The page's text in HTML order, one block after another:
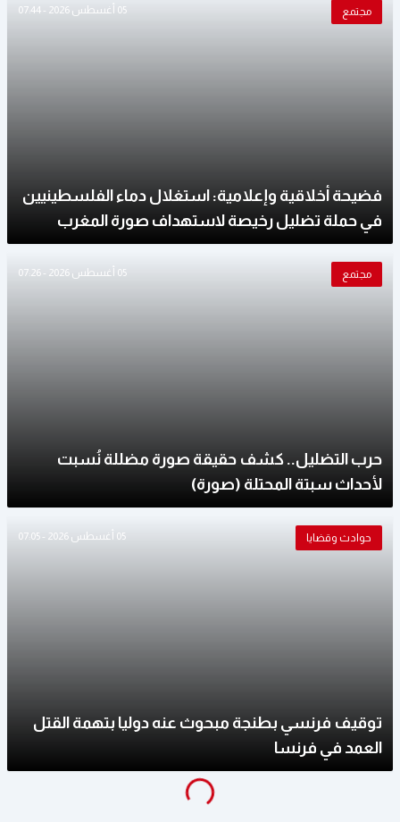
مجتمع 05 أغسطس 2026 - 07:44
فضيحة أخلاقية وإعلامية: استغلال دماء الفلسطينيين
في حملة تضليل رخيصة لاستهداف صورة المغرب
مجتمع 05 أغسطس 2026 - 07:26
حرب التضليل.. كشف حقيقة صورة مضللة نُسبت
لأحداث سبتة المحتلة (صورة)
حوادث وقضايا 05 أغسطس 2026 - 07:05
توقيف فرنسي بطنجة مبحوث عنه دوليا بتهمة القتل
العمد في فرنسا
g
...